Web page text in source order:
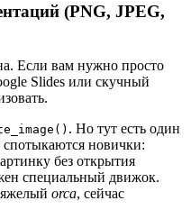
(PNG, JPEG,
Если вам нужно просто
Slides или скучный
. Но тут есть один
спотыкаются новички:
без открытия
специальный движок.
orca, сейчас